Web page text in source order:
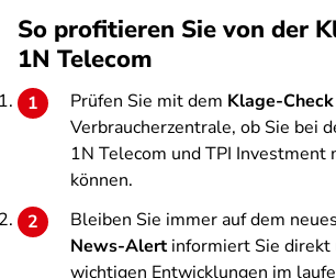
So profitieren Sie von der
1N Telecom
Prüfen Sie mit dem Klage-Check
Verbraucherzentrale, ob Sie bei
1N Telecom und TPI Investment
können.
Bleiben Sie immer auf dem
News-Alertinformiert Sie direkt
wichtigen Entwicklungen im